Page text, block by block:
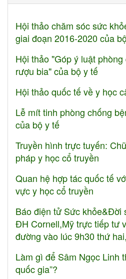
Hội thảo chăm sóc sức
giai đoạn 2016-2020 của
Hội thảo "Góp ý luật
rượu bia" của bộ y tế
Hội thảo quốc tế về y học
Lễ mít tinh phòng chống
của bộ y tế
Truyền hình trực tuyến:
pháp y học cổ truyền
Quan hệ hợp tác quốc tế
vực y học cổ truyền
Báo điện tử Sức khỏe&Đời
ĐH Cornell,Mỹ trực tiếp tư
đường vào lúc 9h30 thứ
Làm gì để Sâm Ngọc Linh
quốc gia”?